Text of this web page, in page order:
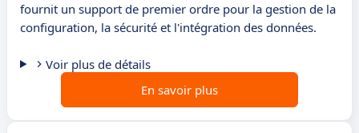
fournit un support de premier ordre pour la gestion de la
configuration, la sécurité et l'intégration des données.
Voir plus de détails
En savoir plus